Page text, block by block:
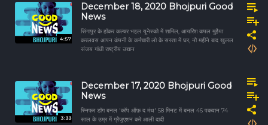
4:57
December 18, 2020 Bhojpuri Good
News
सिंगापुर के हॉकर कल्चर भइल यूनेस्को में शामिल, आयरिश कपल मुहैया
करलवस आपन कंपनी के कर्मचारी लो के सस्ता में घर, नौ महीने बाद खुलल
संजय गांधी राष्ट्रीय उद्यान
3:33
December 17, 2020 Bhojpuri Good
News
स्निफर डॉग बनल 'कॉप ऑफ़ द मंथ' 58 मिनट में बनल 46 पकवान 74
साल के उम्र में ग्रैजुएशन करे आली दादी